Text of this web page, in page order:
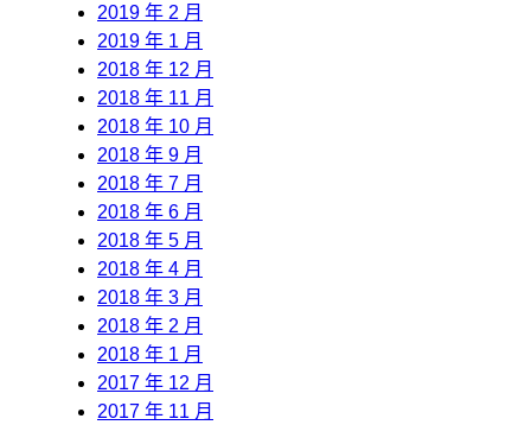
2019 年 2 月
2019 年 1 月
2018 年 12 月
2018 年 11 月
2018 年 10 月
2018 年 9 月
2018 年 7 月
2018 年 6 月
2018 年 5 月
2018 年 4 月
2018 年 3 月
2018 年 2 月
2018 年 1 月
2017 年 12 月
2017 年 11 月